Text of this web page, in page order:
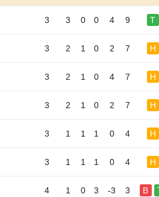
3 3 0 0 4 9 T
3 2 1 0 2 7 H
3 2 1 0 4 7 H
3 2 1 0 2 7 H
3 1 1 1 0 4 H
3 1 1 1 0 4 H
4 1 0 3 -3 3 B